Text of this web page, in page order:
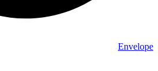
Envelope